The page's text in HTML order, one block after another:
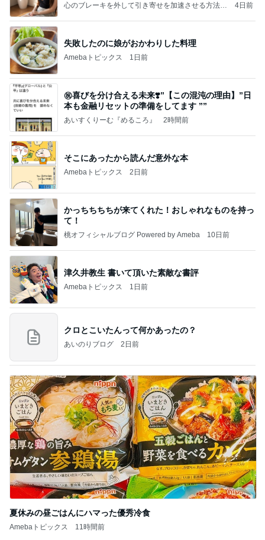
心のブレーキを外して引き寄せを加速させる方法：
4日前
失敗したのに娘がおかわりした料理
Amebaトピックス 1日前
㊗️喜びを分け合える未来❣️”【この混沌の理由】”⽇
本も⾦融リセットの準備をしてます ””
あいすくりーむ『めるころ』 2時間前
そこにあったから読んだ意外な本
Amebaトピックス 2日前
かっちちちちが来てくれた！おしゃれなものを持っ
て！
桃オフィシャルブログ Powered by Ameba 10日前
津久井教生 書いて頂いた素敵な書評
Amebaトピックス 1日前
クロとこいたんって何かあったの？
あいのりブログ 2日前
夏休みの昼ごはんにハマった優秀冷食
Amebaトピックス 11時間前